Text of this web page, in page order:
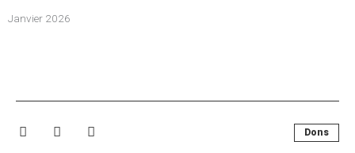
Janvier 2026
Facebook-InstagramYoutube Dons